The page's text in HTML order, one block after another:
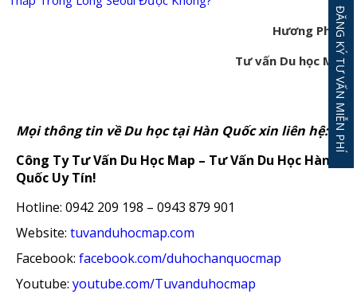
Hương Phạm
Tư vấn Du học MAP
Mọi thông tin về Du học tại Hàn Quốc xin liên hệ:
Công Ty Tư Vấn Du Học Map – Tư Vấn Du Học Hàn
Quốc Uy Tín!
Hotline: 0942 209 198 – 0943 879 901
Website: tuvanduhocmap.com
Facebook: facebook.com/duhochanquocmap
Youtube: youtube.com/Tuvanduhocmap
ĐĂNG KÝ TƯ VẤN MIỄN PHÍ